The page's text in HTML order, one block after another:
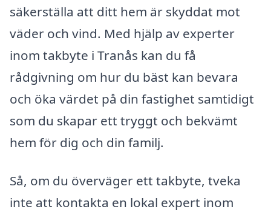
säkerställa att ditt hem är skyddat mot
väder och vind. Med hjälp av experter
inom takbyte i Tranås kan du få
rådgivning om hur du bäst kan bevara
och öka värdet på din fastighet samtidigt
som du skapar ett tryggt och bekvämt
hem för dig och din familj.
Så, om du överväger ett takbyte, tveka
inte att kontakta en lokal expert inom